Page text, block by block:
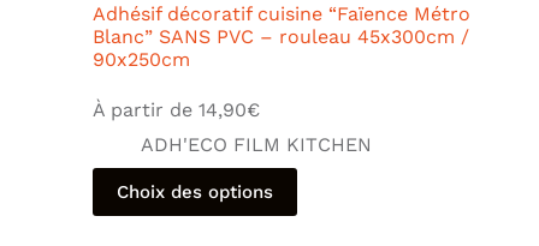
Adhésif décoratif cuisine “Faïence Métro
Blanc” SANS PVC – rouleau 45x300cm /
90x250cm
À partir de 14,90€
ADH'ECO FILM KITCHEN
Choix des options